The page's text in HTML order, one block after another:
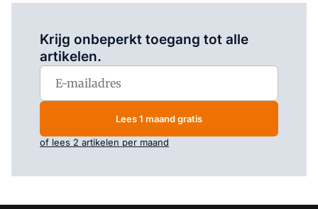
Krijg onbeperkt toegang tot alle
artikelen.
Lees 1 maand gratis
of lees 2 artikelen per maand